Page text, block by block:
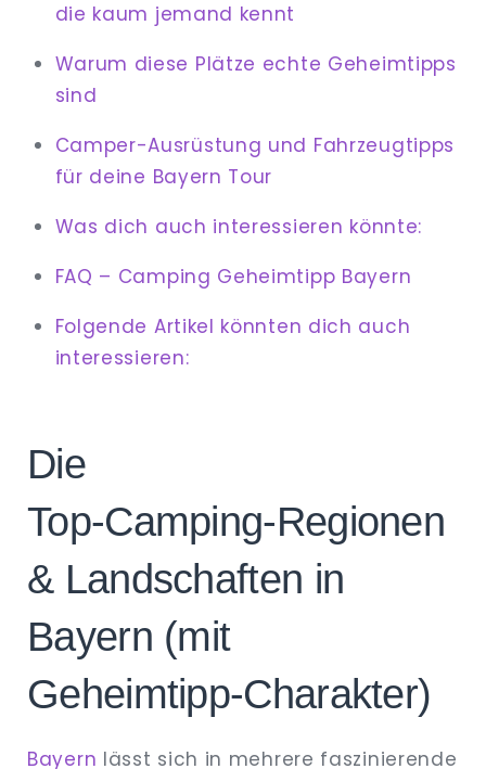
die kaum jemand kennt
Warum diese Plätze echte Geheimtipps
sind
Camper-Ausrüstung und Fahrzeugtipps
für deine Bayern Tour
Was dich auch interessieren könnte:
FAQ – Camping Geheimtipp Bayern
Folgende Artikel könnten dich auch
interessieren:
Die
Top‑Camping‑Regionen
& Landschaften in
Bayern (mit
Geheimtipp‑Charakter)
Bayern lässt sich in mehrere faszinierende